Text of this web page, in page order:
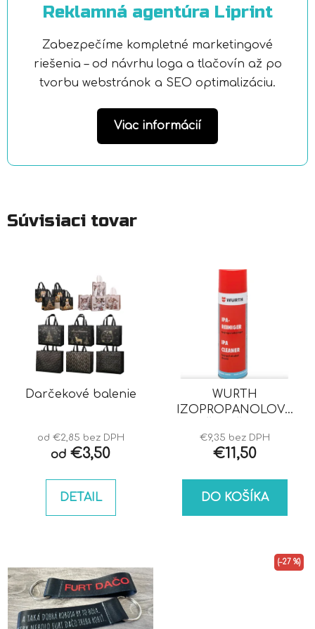
Reklamná agentúra Liprint
Zabezpečíme kompletné marketingové
riešenia – od návrhu loga a tlačovín až po
tvorbu webstránok a SEO optimalizáciu.
Viac informácií
Súvisiaci tovar
Darčekové balenie
od €2,85 bez DPH
od €3,50
DETAIL
WURTH
IZOPROPANOLOVÝ
€9,35 bez DPH
€11,50
DO KOŠÍKA
(–27 %)